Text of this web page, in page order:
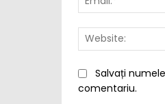
Salvați
comentariu.